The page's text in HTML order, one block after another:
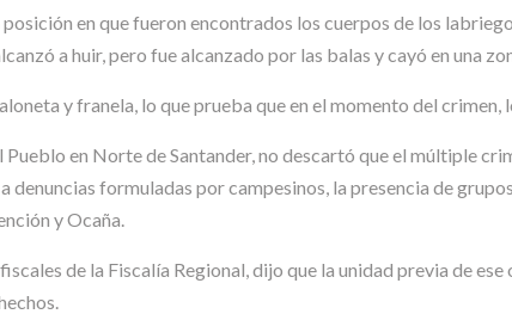
en que fueron encontrados los cuerpos de los
a huir, pero fue alcanzado por las balas y cayó en una
y franela, lo que prueba que en el momento del
en Norte de Santander, no descartó que el múltiple
denuncias formuladas por campesinos, la presencia de
y Ocaña.
de la Fiscalía Regional, dijo que la unidad previa de